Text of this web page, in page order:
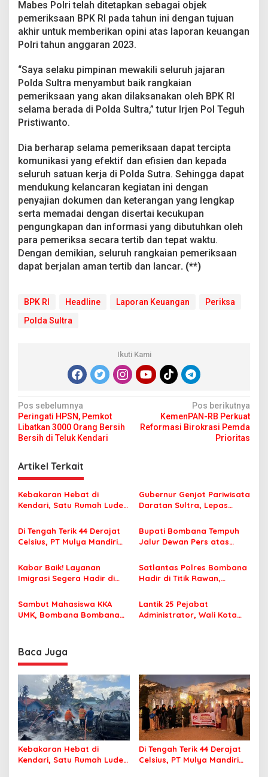
Mabes Polri telah ditetapkan sebagai objek
pemeriksaan BPK RI pada tahun ini dengan tujuan
akhir untuk memberikan opini atas laporan keuangan
Polri tahun anggaran 2023.
“Saya selaku pimpinan mewakili seluruh jajaran
Polda Sultra menyambut baik rangkaian
pemeriksaan yang akan dilaksanakan oleh BPK RI
selama berada di Polda Sultra,” tutur Irjen Pol Teguh
Pristiwanto.
Dia berharap selama pemeriksaan dapat tercipta
komunikasi yang efektif dan efisien dan kepada
seluruh satuan kerja di Polda Sutra. Sehingga dapat
mendukung kelancaran kegiatan ini dengan
penyajian dokumen dan keterangan yang lengkap
serta memadai dengan disertai kecukupan
pengungkapan dan informasi yang dibutuhkan oleh
para pemeriksa secara tertib dan tepat waktu.
Dengan demikian, seluruh rangkaian pemeriksaan
dapat berjalan aman tertib dan lancar. (**)
BPK RI Headline Laporan Keuangan
Periksa
Polda Sultra
Ikuti Kami
N
a
v
i
g
a
s
i
p
s
Pos sebelumnya
Peringati HPSN, Pemkot
Libatkan 3000 Orang Bersih
Bersih di Teluk Kendari
Pos berikutnya
KemenPAN-RB Perkuat
Reformasi Birokrasi Pemda
Prioritas
Artikel Terkait
Kebakaran Hebat di
Kendari, Satu Rumah Ludes
Gubernur Genjot Pariwisata
Daratan Sultra, Lepas
Tiga Kabupaten Unggulan
Di Tengah Terik 44 Derajat
Celsius, PT Mulya Mandiri
Jamaah Tetap Sehat dan
Nyaman Beribadah
Bupati Bombana Tempuh
Jalur Dewan Pers atas
Korupsi Jembatan Cirauci II
Kabar Baik! Layanan
Imigrasi Segera Hadir di
Perlu Lagi ke Kendari
Satlantas Polres Bombana
Hadir di Titik Rawan,
Sekolah dengan Aman
Sambut Mahasiswa KKA
UMK, Bombana Bombana
Lantik 25 Pejabat
Administrator, Wali Kota
Baca Juga
Kebakaran Hebat di
Kendari, Satu Rumah Ludes
Di Tengah Terik 44 Derajat
Celsius, PT Mulya Mandiri